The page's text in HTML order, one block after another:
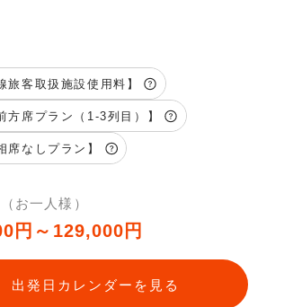
旅客取扱施設使用料】
方席プラン（1-3列目）】
席なしプラン】
お一人様）
円～129,000円
出発日カレンダーを見る